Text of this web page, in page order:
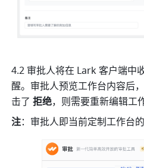
4.2 审批人将在 Lark 客户端中
醒。审批人预览工作台内容后
击了 拒绝，则需要重新编辑工
注：审批人即当前定制工作台的